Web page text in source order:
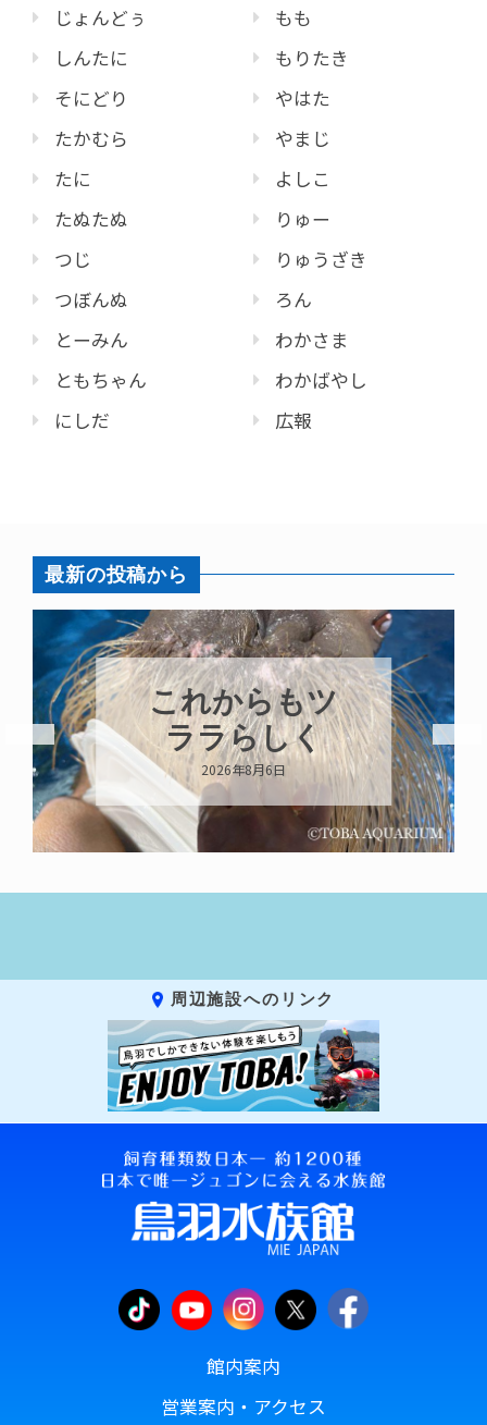
じょんどぅ
しんたに
そにどり
たかむら
たに
たぬたぬ
つじ
つぼんぬ
とーみん
ともちゃん
にしだ
もも
もりたき
やはた
やまじ
よしこ
りゅー
りゅうざき
ろん
わかさま
わかばやし
広報
最新の投稿から
これからもツ
ララらしく
2026年8月6日
周辺施設へのリンク
館内案内
営業案内・アクセス